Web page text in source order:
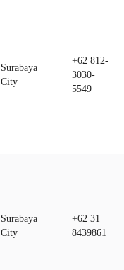
Surabaya
City
+62 812-
3030-
5549
Surabaya
City
+62 31
8439861